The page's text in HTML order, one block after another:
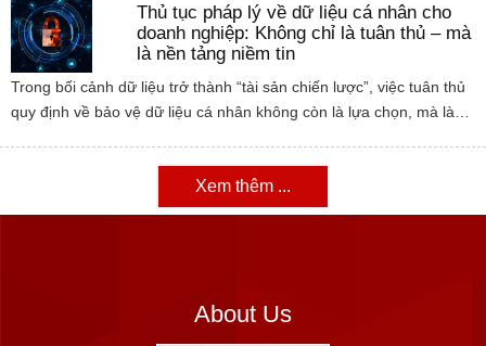
Thủ tục pháp lý về dữ liệu cá nhân cho
doanh nghiệp: Không chỉ là tuân thủ – mà
là nền tảng niềm tin
Trong bối cảnh dữ liệu trở thành “tài sản chiến lược”, việc tuân thủ
quy định về bảo vệ dữ liệu cá nhân không còn là lựa chọn, mà là…
Xem thêm ...
About Us